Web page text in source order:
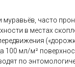
часто
в местах
100 мл/м²
по